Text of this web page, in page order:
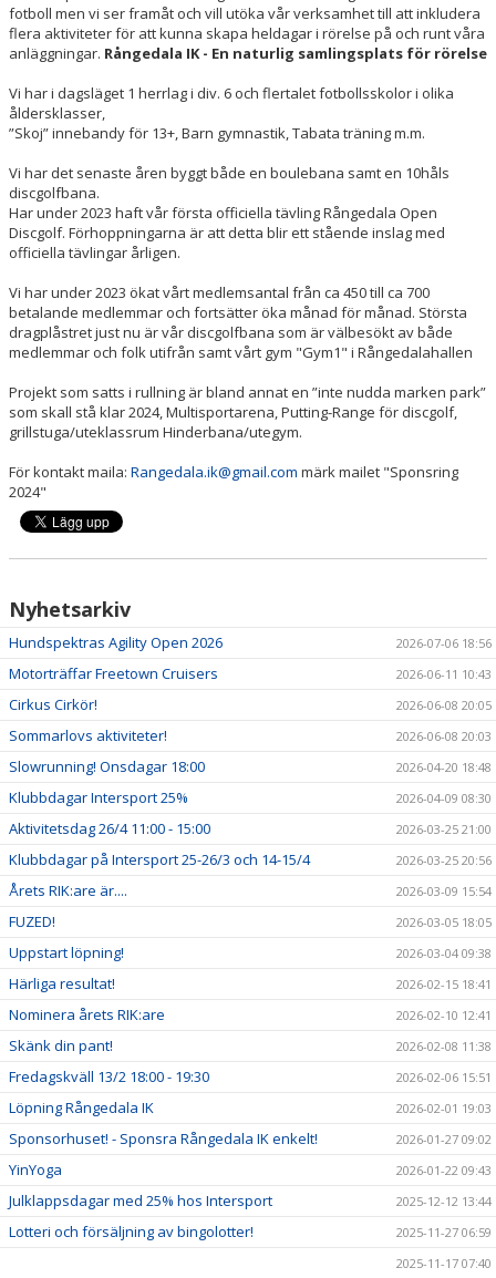
fotboll men vi ser framåt och vill utöka vår verksamhet till att inkludera
flera aktiviteter för att kunna skapa heldagar i rörelse på och runt våra
anläggningar. Rångedala IK - En naturlig samlingsplats för rörelse
Vi har i dagsläget 1 herrlag i div. 6 och flertalet fotbollsskolor i olika
åldersklasser,
”Skoj” innebandy för 13+, Barn gymnastik, Tabata träning m.m.
Vi har det senaste åren byggt både en boulebana samt en 10håls
discgolfbana.
Har under 2023 haft vår första officiella tävling Rångedala Open
Discgolf. Förhoppningarna är att detta blir ett stående inslag med
officiella tävlingar årligen.
Vi har under 2023 ökat vårt medlemsantal från ca 450 till ca 700
betalande medlemmar och fortsätter öka månad för månad. Största
dragplåstret just nu är vår discgolfbana som är välbesökt av både
medlemmar och folk utifrån samt vårt gym "Gym1" i Rångedalahallen
Projekt som satts i rullning är bland annat en ”inte nudda marken park”
som skall stå klar 2024, Multisportarena, Putting-Range för discgolf,
grillstuga/uteklassrum Hinderbana/utegym.
För kontakt maila: Rangedala.ik@gmail.com märk mailet "Sponsring
2024"
Nyhetsarkiv
Hundspektras Agility Open 2026 2026-07-06 18:56
Motorträffar Freetown Cruisers 2026-06-11 10:43
Cirkus Cirkör! 2026-06-08 20:05
Sommarlovs aktiviteter! 2026-06-08 20:03
Slowrunning! Onsdagar 18:00 2026-04-20 18:48
Klubbdagar Intersport 25% 2026-04-09 08:30
Aktivitetsdag 26/4 11:00 - 15:00 2026-03-25 21:00
Klubbdagar på Intersport 25-26/3 och 14-15/4 2026-03-25 20:56
Årets RIK:are är.... 2026-03-09 15:54
FUZED! 2026-03-05 18:05
Uppstart löpning! 2026-03-04 09:38
Härliga resultat! 2026-02-15 18:41
Nominera årets RIK:are 2026-02-10 12:41
Skänk din pant! 2026-02-08 11:38
Fredagskväll 13/2 18:00 - 19:30 2026-02-06 15:51
Löpning Rångedala IK 2026-02-01 19:03
Sponsorhuset! - Sponsra Rångedala IK enkelt! 2026-01-27 09:02
YinYoga 2026-01-22 09:43
Julklappsdagar med 25% hos Intersport 2025-12-12 13:44
Lotteri och försäljning av bingolotter!
2025-11-27 06:59
2025-11-17 07:40